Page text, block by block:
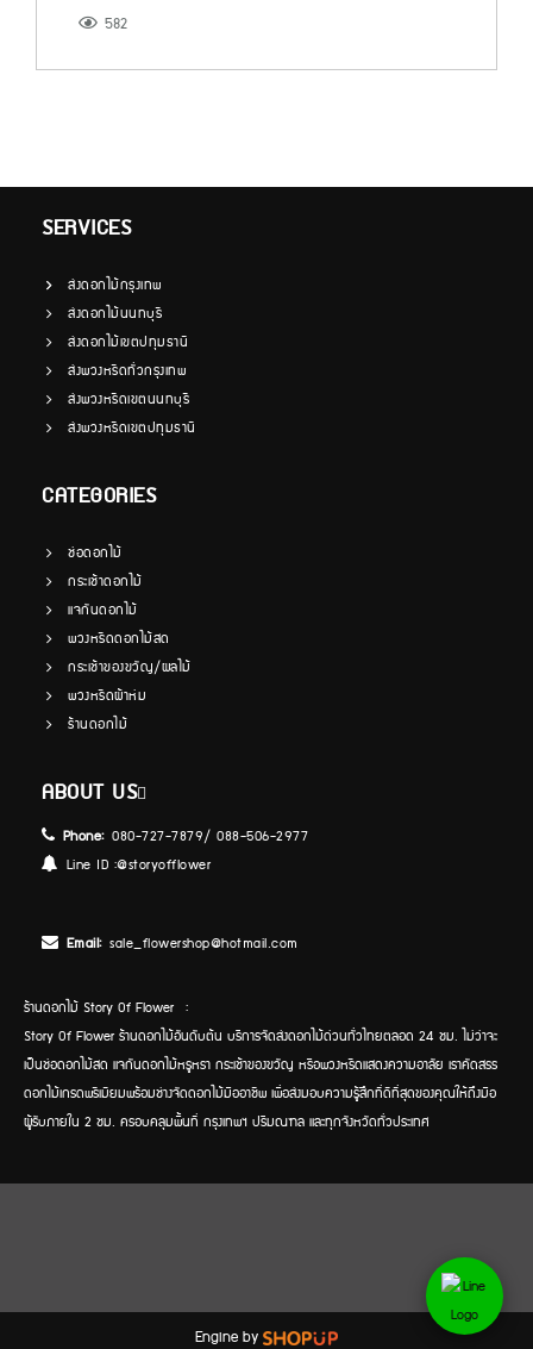
582
SERVICES
ส่งดอกไม้กรุงเทพ
ส่งดอกไม้นนทบุรี
ส่งดอกไม้เขตปทุมธานี
ส่งพวงหรีดทั่วกรุงเทพ
ส่งพวงหรีดเขตนนทบุรี
ส่งพวงหรีดเขตปทุมธานี
CATEGORIES
ช่อดอกไม้
กระเช้าดอกไม้
แจกันดอกไม้
พวงหรีดดอกไม้สด
กระเช้าของขวัญ/ผลไม้
พวงหรีดผ้าห่ม
ร้านดอกไม้
ABOUT US
Phone:080-727-7879/ 088-506-2977
Line ID :@storyofflower
Email: sale_flowershop@hotmail.com
ร้านดอกไม้ Story Of Flower :
Story Of Flower ร้านดอกไม้อันดับต้น บริการจัดส่งดอกไม้ด่วนทั่วไทยตลอด 24 ชม. ไม่ว่าจะ
เป็นช่อดอกไม้สด แจกันดอกไม้หรูหรา กระเช้าของขวัญ หรือพวงหรีดแสดงความอาลัย เราคัดสรร
ดอกไม้เกรดพรีเมียมพร้อมช่างจัดดอกไม้มืออาชีพ เพื่อส่งมอบความรู้สึกที่ดีที่สุดของคุณให้ถึงมือ
ผู้รับภายใน 2 ชม. ครอบคลุมพื้นที่ กรุงเทพฯ ปริมณฑล และทุกจังหวัดทั่วประเทศ
Engine by